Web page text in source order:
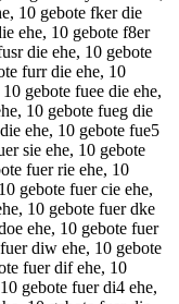
10 gebote fker die
ehe, 10 gebote f8er
die ehe, 10 gebote
furr die ehe, 10
gebote fuee die ehe,
10 gebote fueg die
ehe, 10 gebote fue5
sie ehe, 10 gebote
fuer rie ehe, 10
gebote fuer cie ehe,
10 gebote fuer dke
ehe, 10 gebote fuer
diw ehe, 10 gebote
fuer dif ehe, 10
gebote fuer di4 ehe,